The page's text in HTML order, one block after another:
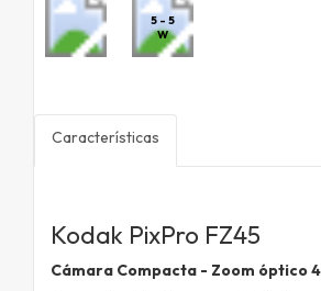
5 - 5
W
Características
Kodak PixPro FZ45
Cámara Compacta - Zoom óptico